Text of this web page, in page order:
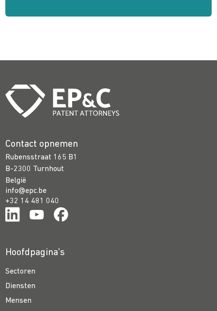
Contact opnemen
Rubensstraat 165 B1
B-2300 Turnhout
België
info@epc.be
+32 14 481 040
Hoofdpagina’s
Sectoren
Diensten
Mensen